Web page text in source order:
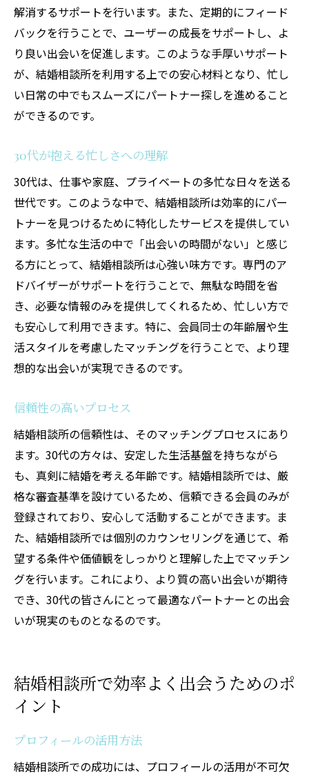
解消するサポートを行います。また、定期的にフィード
バックを行うことで、ユーザーの成長をサポートし、よ
り良い出会いを促進します。このような手厚いサポート
が、結婚相談所を利用する上での安心材料となり、忙し
い日常の中でもスムーズにパートナー探しを進めること
ができるのです。
30代が抱える忙しさへの理解
30代は、仕事や家庭、プライベートの多忙な日々を送る
世代です。このような中で、結婚相談所は効率的にパー
トナーを見つけるために特化したサービスを提供してい
ます。多忙な生活の中で「出会いの時間がない」と感じ
る方にとって、結婚相談所は心強い味方です。専門のア
ドバイザーがサポートを行うことで、無駄な時間を省
き、必要な情報のみを提供してくれるため、忙しい方で
も安心して利用できます。特に、会員同士の年齢層や生
活スタイルを考慮したマッチングを行うことで、より理
想的な出会いが実現できるのです。
信頼性の高いプロセス
結婚相談所の信頼性は、そのマッチングプロセスにあり
ます。30代の方々は、安定した生活基盤を持ちながら
も、真剣に結婚を考える年齢です。結婚相談所では、厳
格な審査基準を設けているため、信頼できる会員のみが
登録されており、安心して活動することができます。ま
た、結婚相談所では個別のカウンセリングを通じて、希
望する条件や価値観をしっかりと理解した上でマッチン
グを行います。これにより、より質の高い出会いが期待
でき、30代の皆さんにとって最適なパートナーとの出会
いが現実のものとなるのです。
結婚相談所で効率よく出会うためのポ
イント
プロフィールの活用方法
結婚相談所での成功には、プロフィールの活用が不可欠